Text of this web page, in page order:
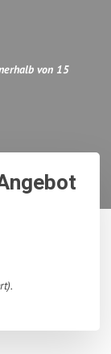
von 15